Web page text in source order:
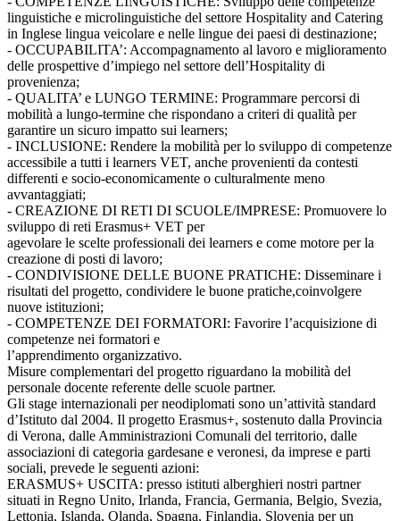
linguistiche e microlinguistiche del settore Hospitality and Catering
in Inglese lingua veicolare e nelle lingue dei paesi di destinazione;
- OCCUPABILITA’: Accompagnamento al lavoro e miglioramento
delle prospettive d’impiego nel settore dell’Hospitality di
provenienza;
- QUALITA’ e LUNGO TERMINE: Programmare percorsi di
mobilità a lungo-termine che rispondano a criteri di qualità per
garantire un sicuro impatto sui learners;
- INCLUSIONE: Rendere la mobilità per lo sviluppo di competenze
accessibile a tutti i learners VET, anche provenienti da contesti
differenti e socio-economicamente o culturalmente meno
avvantaggiati;
- CREAZIONE DI RETI DI SCUOLE/IMPRESE: Promuovere lo
sviluppo di reti Erasmus+ VET per
agevolare le scelte professionali dei learners e come motore per la
creazione di posti di lavoro;
- CONDIVISIONE DELLE BUONE PRATICHE: Disseminare i
risultati del progetto, condividere le buone pratiche,coinvolgere
nuove istituzioni;
- COMPETENZE DEI FORMATORI: Favorire l’acquisizione di
competenze nei formatori e
l’apprendimento organizzativo.
Misure complementari del progetto riguardano la mobilità del
personale docente referente delle scuole partner.
Gli stage internazionali per neodiplomati sono un’attività standard
d’Istituto dal 2004. Il progetto Erasmus+, sostenuto dalla Provincia
di Verona, dalle Amministrazioni Comunali del territorio, dalle
associazioni di categoria gardesane e veronesi, da imprese e parti
sociali, prevede le seguenti azioni:
ERASMUS+ USCITA: presso istituti alberghieri nostri partner
situati in Regno Unito, Irlanda, Francia, Germania, Belgio, Svezia,
Lettonia, Islanda, Olanda, Spagna, Finlandia, Slovenia per un